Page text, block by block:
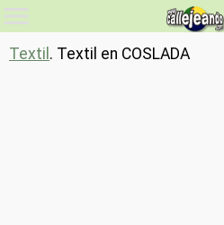
Textil . Textil en COSLADA